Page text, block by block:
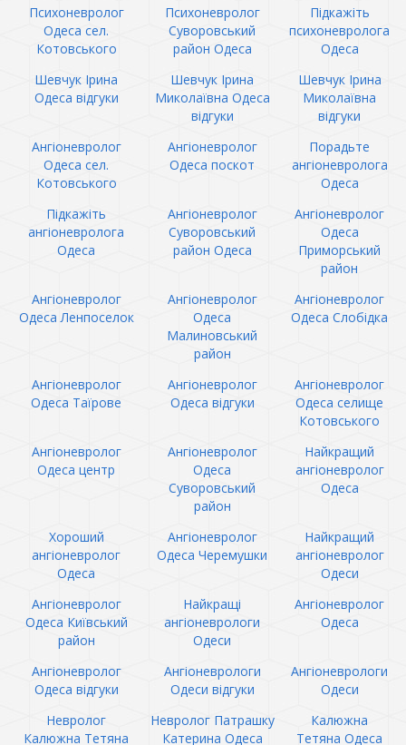
Психоневролог
Одеса сел.
Котовського
Психоневролог
Суворовський
район Одеса
Підкажіть
психоневролога
Одеса
Шевчук Ірина
Одеса відгуки
Шевчук Ірина
Миколаївна Одеса
відгуки
Шевчук Ірина
Миколаївна
відгуки
Ангіоневролог
Одеса сел.
Котовського
Ангіоневролог
Одеса поскот
Порадьте
ангіоневролога
Одеса
Підкажіть
ангіоневролога
Одеса
Ангіоневролог
Суворовський
район Одеса
Ангіоневролог
Одеса
Приморський
район
Ангіоневролог
Одеса Ленпоселок
Ангіоневролог
Одеса
Малиновський
район
Ангіоневролог
Одеса Слобідка
Ангіоневролог
Одеса Таїрове
Ангіоневролог
Одеса відгуки
Ангіоневролог
Одеса селище
Котовського
Ангіоневролог
Одеса центр
Ангіоневролог
Одеса
Суворовський
район
Найкращий
ангіоневролог
Одеса
Хороший
ангіоневролог
Одеса
Ангіоневролог
Одеса Черемушки
Найкращий
ангіоневролог
Одеси
Ангіоневролог
Одеса Київський
район
Найкращі
ангіоневрологи
Одеси
Ангіоневролог
Одеса
Ангіоневролог
Одеса відгуки
Ангіоневрологи
Одеси відгуки
Ангіоневрологи
Одеси
Невролог
Калюжна Тетяна
Невролог Патрашку
Катерина Одеса
Калюжна
Тетяна Одеса